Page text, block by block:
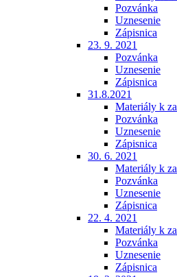
Pozvánka
Uznesenie
Zápisnica
23. 9. 2021
Pozvánka
Uznesenie
Zápisnica
31.8.2021
Materiály k
Pozvánka
Uznesenie
Zápisnica
30. 6. 2021
Materiály k
Pozvánka
Uznesenie
Zápisnica
22. 4. 2021
Materiály k
Pozvánka
Uznesenie
Zápisnica